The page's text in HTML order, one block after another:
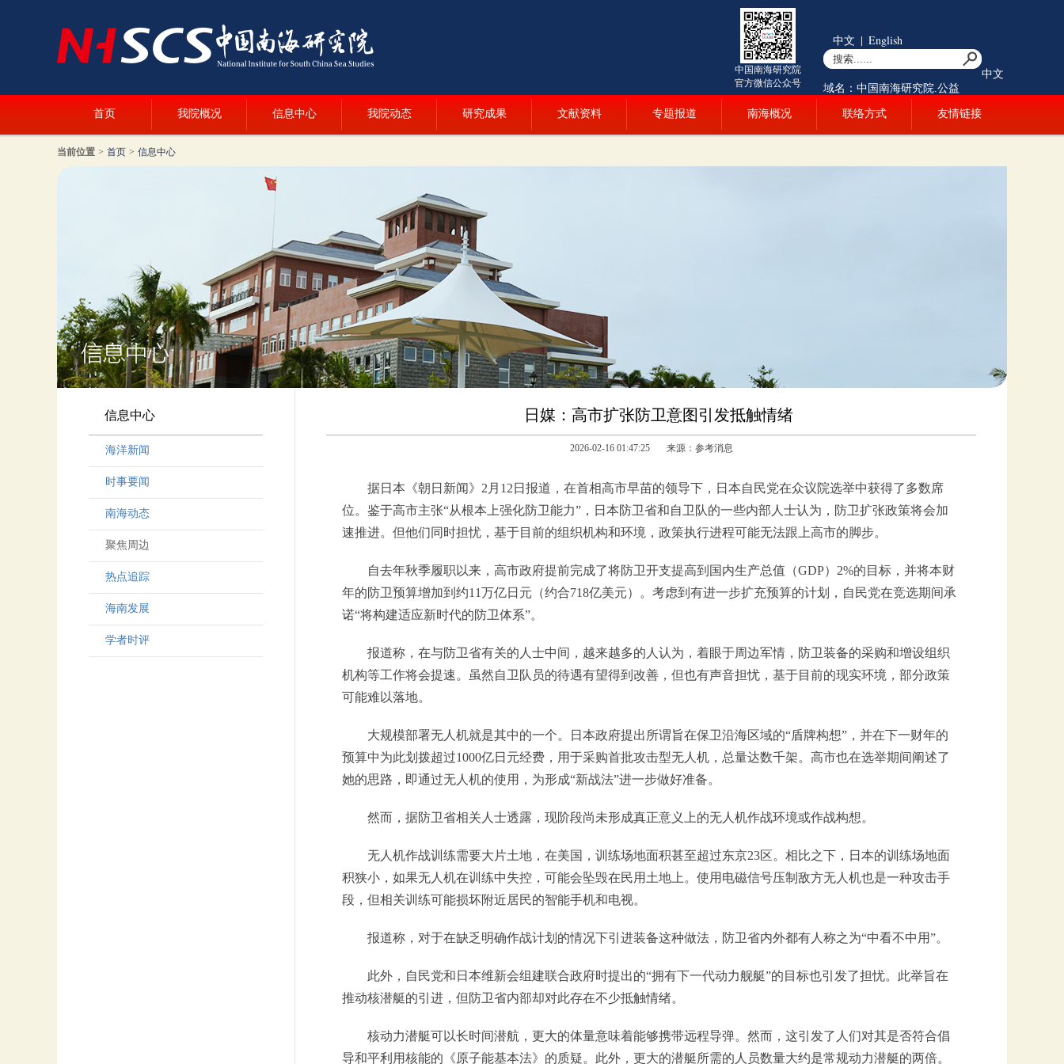
中国南海研究院
官方微信公众号
中文 | English
中文
域名：中国南海研究院.公益
首页 我院概况 信息中心 我院动态 研究成果 文献资料 专题报道 南海概况 联络方式 友情链接
当前位置 > 首页 > 信息中心
信息中心
海洋新闻
时事要闻
南海动态
聚焦周边
热点追踪
海南发展
学者时评
日媒：高市扩张防卫意图引发抵触情绪
2026-02-16 01:47:25 来源：参考消息
据日本《朝日新闻》2月12日报道，在首相高市早苗的领导下，日本自民党在众议院选举中获得了多数席
位。鉴于高市主张“从根本上强化防卫能力”，日本防卫省和自卫队的一些内部人士认为，防卫扩张政策将会加
速推进。但他们同时担忧，基于目前的组织机构和环境，政策执行进程可能无法跟上高市的脚步。
自去年秋季履职以来，高市政府提前完成了将防卫开支提高到国内生产总值（GDP）2%的目标，并将本财
年的防卫预算增加到约11万亿日元（约合718亿美元）。考虑到有进一步扩充预算的计划，自民党在竞选期间承
诺“将构建适应新时代的防卫体系”。
报道称，在与防卫省有关的人士中间，越来越多的人认为，着眼于周边军情，防卫装备的采购和增设组织
机构等工作将会提速。虽然自卫队员的待遇有望得到改善，但也有声音担忧，基于目前的现实环境，部分政策
可能难以落地。
大规模部署无人机就是其中的一个。日本政府提出所谓旨在保卫沿海区域的“盾牌构想”，并在下一财年的
预算中为此划拨超过1000亿日元经费，用于采购首批攻击型无人机，总量达数千架。高市也在选举期间阐述了
她的思路，即通过无人机的使用，为形成“新战法”进一步做好准备。
然而，据防卫省相关人士透露，现阶段尚未形成真正意义上的无人机作战环境或作战构想。
无人机作战训练需要大片土地，在美国，训练场地面积甚至超过东京23区。相比之下，日本的训练场地面
积狭小，如果无人机在训练中失控，可能会坠毁在民用土地上。使用电磁信号压制敌方无人机也是一种攻击手
段，但相关训练可能损坏附近居民的智能手机和电视。
报道称，对于在缺乏明确作战计划的情况下引进装备这种做法，防卫省内外都有人称之为“中看不中用”。
此外，自民党和日本维新会组建联合政府时提出的“拥有下一代动力舰艇”的目标也引发了担忧。此举旨在
推动核潜艇的引进，但防卫省内部却对此存在不少抵触情绪。
核动力潜艇可以长时间潜航，更大的体量意味着能够携带远程导弹。然而，这引发了人们对其是否符合倡
导和平利用核能的《原子能基本法》的质疑。此外，更大的潜艇所需的人员数量大约是常规动力潜艇的两倍。